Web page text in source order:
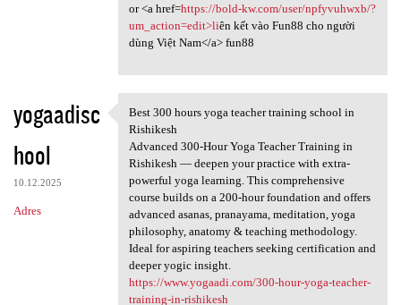
or <a href=https://bold-kw.com/user/npfyvuhwxb/?
um_action=edit>liên kết vào Fun88 cho người
dùng Việt Nam</a> fun88
yogaadisc
hool
10.12.2025
Adres
Best 300 hours yoga teacher
Best 300 hours yoga teacher training school in
Rishikesh
Advanced 300-Hour Yoga Teacher Training in
Rishikesh — deepen your practice with extra-
powerful yoga learning. This comprehensive
course builds on a 200-hour foundation and offers
advanced asanas, pranayama, meditation, yoga
philosophy, anatomy & teaching methodology.
Ideal for aspiring teachers seeking certification and
deeper yogic insight.
https://www.yogaadi.com/300-hour-yoga-teacher-
training-in-rishikesh